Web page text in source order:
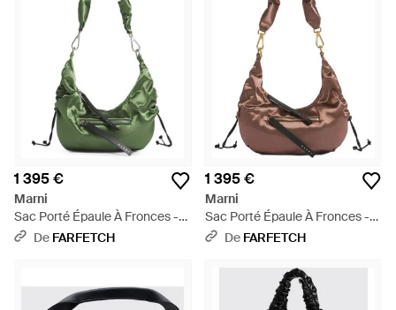
1 395 €
Marni
Sac Porté Épaule À Fronces -
VertDe FARFETCH
1 395 €
Marni
Sac Porté Épaule À Fronces -
Marron
De FARFETCH